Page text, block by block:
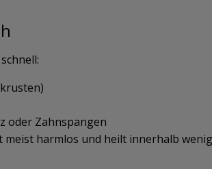
oder Zahnspangen
meist harmlos und heilt innerhalb